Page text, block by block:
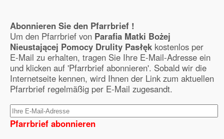
Abonnieren Sie den Pfarrbrief !
Um den Pfarrbrief von Parafia Matki Bożej
Nieustającej Pomocy Drulity Pasłęk kostenlos per
E-Mail zu erhalten, tragen Sie Ihre E-Mail-Adresse ein
und klicken auf 'Pfarrbrief abonnieren'. Sobald wir die
Internetseite kennen, wird Ihnen der Link zum aktuellen
Pfarrbrief regelmäßig per E-Mail zugesandt.
Pfarrbrief abonnieren